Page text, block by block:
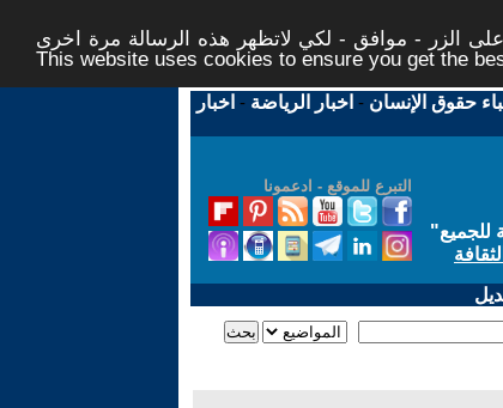
الزر - موافق - لكي لاتظهر هذه الرسالة مرة اخرى -
This website uses cookies to ensure you get the
حقوق الإنسان - اخبار الرياضة - اخبار
التبرع للموقع - ادعمونا
للجميع"